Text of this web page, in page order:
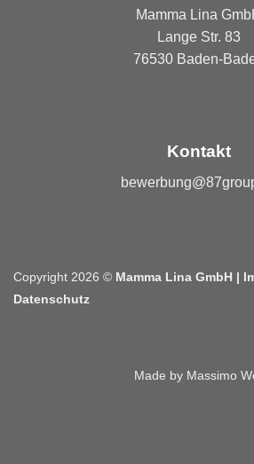
Mamma Lina
Lange Str. 83
76530 Baden-
Kontakt
Copyright 2026 © Mamma Lina GmbH |
Datenschutz
Made by Massimo